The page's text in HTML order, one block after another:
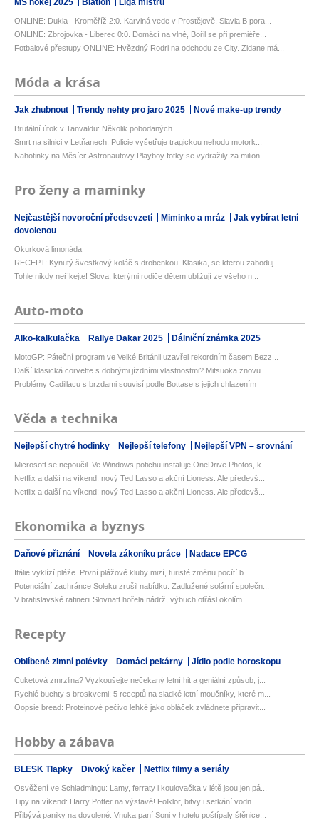
MS hokej 2025 Biatlon Liga mistrů
ONLINE: Dukla - Kroměříž 2:0. Karviná vede v Prostějově, Slavia B pora...
ONLINE: Zbrojovka - Liberec 0:0. Domácí na vlně, Bořil se při premiéře...
Fotbalové přestupy ONLINE: Hvězdný Rodri na odchodu ze City. Zidane má...
Móda a krása
Jak zhubnout Trendy nehty pro jaro 2025 Nové make-up trendy
Brutální útok v Tanvaldu: Několik pobodaných
Smrt na silnici v Letňanech: Policie vyšetřuje tragickou nehodu motork...
Nahotinky na Měsíci: Astronautovy Playboy fotky se vydražily za milion...
Pro ženy a maminky
Nejčastější novoroční předsevzetí Miminko a mráz
Jak vybírat letní
dovolenou
Okurková limonáda
RECEPT: Kynutý švestkový koláč s drobenkou. Klasika, se kterou zaboduj...
Tohle nikdy neříkejte! Slova, kterými rodiče dětem ubližují ze všeho n...
Auto-moto
Alko-kalkulačka Rallye Dakar 2025 Dálniční známka 2025
MotoGP: Páteční program ve Velké Británii uzavřel rekordním časem Bezz...
Další klasická corvette s dobrými jízdními vlastnostmi? Mitsuoka znovu...
Problémy Cadillacu s brzdami souvisí podle Bottase s jejich chlazením
Věda a technika
Nejlepší chytré hodinky Nejlepší telefony Nejlepší VPN – srovnání
Microsoft se nepoučil. Ve Windows potichu instaluje OneDrive Photos, k...
Netflix a další na víkend: nový Ted Lasso a akční Lioness. Ale předevš...
Netflix a další na víkend: nový Ted Lasso a akční Lioness. Ale předevš...
Ekonomika a byznys
Daňové přiznání Novela zákoníku práce Nadace EPCG
Itálie vyklízí pláže. První plážové kluby mizí, turisté změnu pocítí b...
Potenciální zachránce Soleku zrušil nabídku. Zadlužené solární společn...
V bratislavské rafinerii Slovnaft hořela nádrž, výbuch otřásl okolím
Recepty
Oblíbené zimní polévky Domácí pekárny Jídlo podle horoskopu
Cuketová zmrzlina? Vyzkoušejte nečekaný letní hit a geniální způsob, j...
Rychlé buchty s broskvemi: 5 receptů na sladké letní moučníky, které m...
Oopsie bread: Proteinové pečivo lehké jako obláček zvládnete připravit...
Hobby a zábava
BLESK Tlapky Divoký kačer Netflix filmy a seriály
Osvěžení ve Schladmingu: Lamy, ferraty i koulovačka v létě jsou jen pá...
Tipy na víkend: Harry Potter na výstavě! Folklor, bitvy i setkání vodn...
Přibývá paniky na dovolené: Vnuka paní Soni v hotelu poštípaly štěnice...